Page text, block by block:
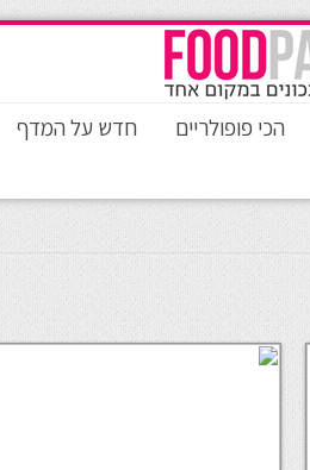
הכי פופולריים חדש על המדף